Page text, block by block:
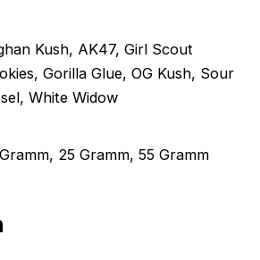
Kush, AK47, Girl Scout
Gorilla Glue, OG Kush, Sour
White Widow
25 Gramm, 55 Gramm